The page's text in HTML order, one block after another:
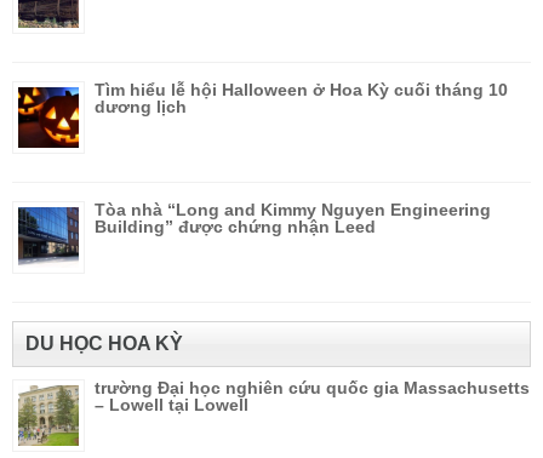
Tìm hiểu lễ hội Halloween ở Hoa Kỳ cuối tháng 10
dương lịch
Tòa nhà “Long and Kimmy Nguyen Engineering
Building” được chứng nhận Leed
DU HỌC HOA KỲ
trường Đại học nghiên cứu quốc gia Massachusetts
– Lowell tại Lowell